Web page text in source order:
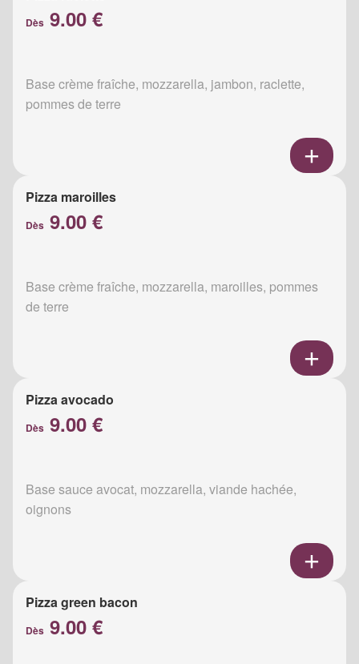
Dès 9.00 €
Base crème fraîche, mozzarella, jambon, raclette,
pommes de terre
Pizza maroilles
Dès 9.00 €
Base crème fraîche, mozzarella, maroilles, pommes
de terre
Pizza avocado
Dès 9.00 €
Base sauce avocat, mozzarella, viande hachée,
oignons
Pizza green bacon
Dès 9.00 €